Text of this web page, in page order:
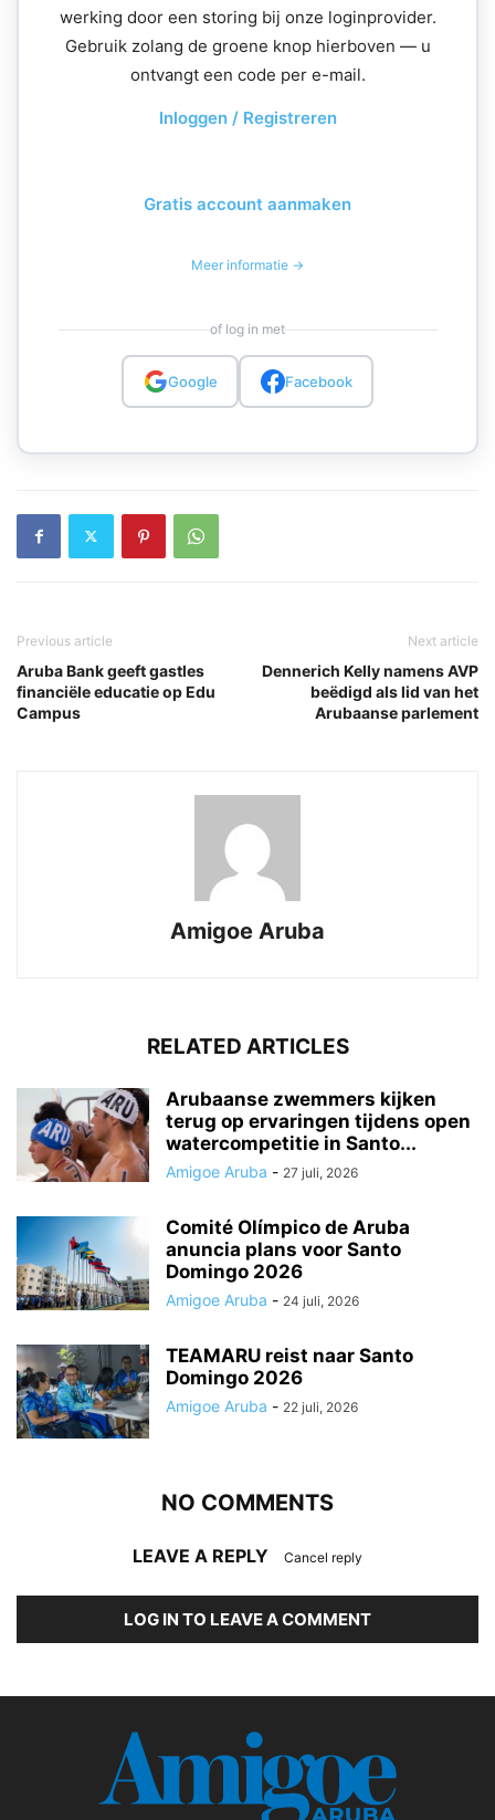
werking door een storing bij onze loginprovider.
Gebruik zolang de groene knop hierboven — u
ontvangt een code per e-mail.
Inloggen / Registreren
Gratis account aanmaken
Meer informatie →
of log in met
Google Facebook
Previous article
Aruba Bank geeft gastles
financiële educatie op Edu
Campus
Next article
Dennerich Kelly namens AVP
beëdigd als lid van het
Arubaanse parlement
Amigoe Aruba
RELATED ARTICLES
Arubaanse zwemmers kijken
terug op ervaringen tijdens open
watercompetitie in Santo...
Amigoe Aruba - 27 juli, 2026
Comité Olímpico de Aruba
anuncia plans voor Santo
Domingo 2026
Amigoe Aruba - 24 juli, 2026
TEAMARU reist naar Santo
Domingo 2026
Amigoe Aruba - 22 juli, 2026
NO COMMENTS
LEAVE A REPLY Cancel reply
LOG IN TO LEAVE A COMMENT